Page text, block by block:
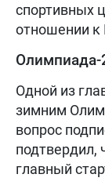
спортивных
отношении к
Олимпиада-
Одной из
зимним
вопрос
подтвердил,
главный